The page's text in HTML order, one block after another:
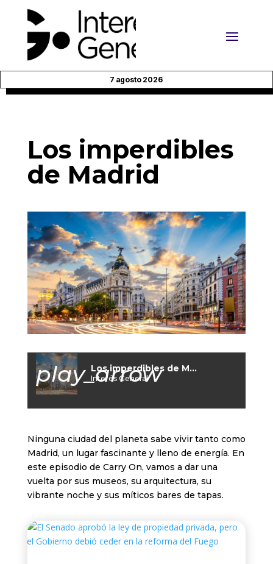
7 agosto 2026
Los imperdibles
de Madrid
play_arrow Los imperdibles de Madrid
Interés General
Ninguna ciudad del planeta sabe vivir tanto como
Madrid, un lugar fascinante y lleno de energía. En
este episodio de Carry On, vamos a dar una
vuelta por sus museos, su arquitectura, su
vibrante noche y sus míticos bares de tapas.